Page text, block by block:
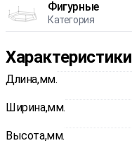
Фигурные
Категория
Характеристики
Длина,мм.
Ширина,мм.
Высота,мм.